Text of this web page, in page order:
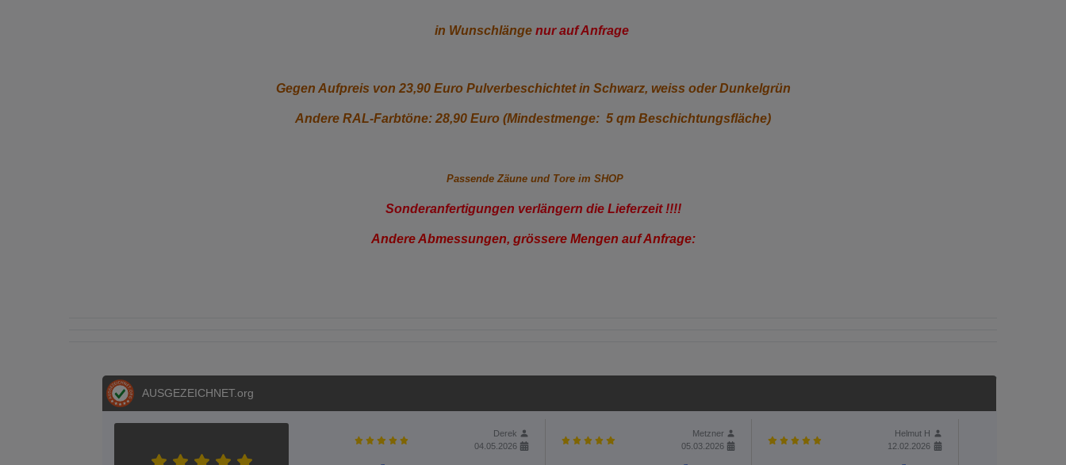
in Wunschlänge nur auf Anfrage
Gegen Aufpreis von 23,90 Euro Pulverbeschichtet in Schwarz, weiss oder Dunkelgrün
Andere RAL-Farbtöne: 28,90 Euro (Mindestmenge: 5 qm Beschichtungsfläche)
Passende Zäune und Tore im SHOP
Sonderanfertigungen verlängern die Lieferzeit !!!!
Andere Abmessungen, grössere Mengen auf Anfrage:
AUSGEZEICHNET.org
Derek
04.05.2026
Metzner
05.03.2026
Helmut H
12.02.2026